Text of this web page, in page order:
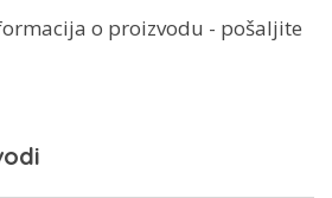
o proizvodu - pošaljite